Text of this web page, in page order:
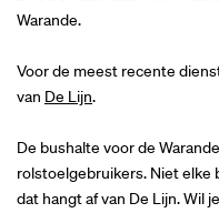
Warande.
Voor de meest recente
van De Lijn.
De bushalte voor de
rolstoelgebruikers. Niet
dat hangt af van De Lijn. Wil